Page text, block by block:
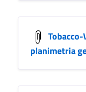
planimetria